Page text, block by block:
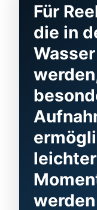
Für
die in